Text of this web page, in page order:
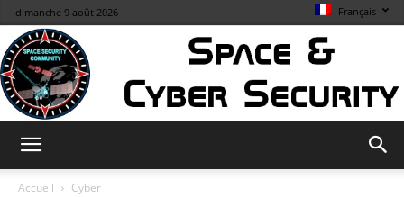
dimanche 9 août 2026 Français
Accueil Cyber